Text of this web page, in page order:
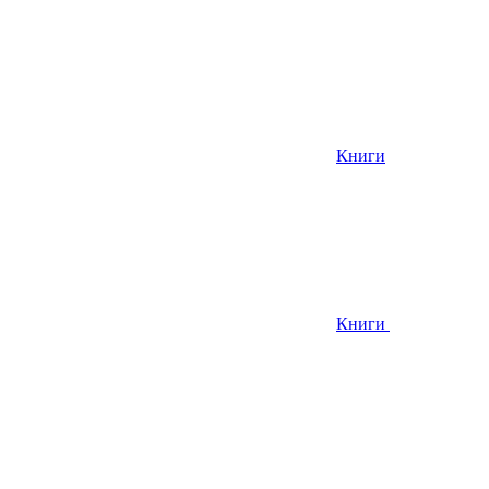
Книги
Книги